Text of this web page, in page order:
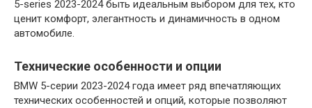
5-series 2023-2024 быть идеальным выбором для тех, кто
ценит комфорт, элегантность и динамичность в одном
автомобиле.
Технические особенности и опции
BMW 5-серии 2023-2024 года имеет ряд впечатляющих
технических особенностей и опций, которые позволяют